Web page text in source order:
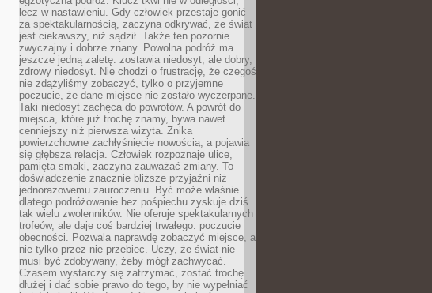
lecz w nastawieniu. Gdy człowiek przestaje gonić
za spektakularnością, zaczyna odkrywać, że świat
jest ciekawszy, niż sądził. Także ten pozornie
zwyczajny i dobrze znany. Powolna podróż ma
jeszcze jedną zaletę: zostawia niedosyt, ale dobry,
zdrowy niedosyt. Nie chodzi o frustrację, że czegoś
nie zdążyliśmy zobaczyć, tylko o przyjemne
poczucie, że dane miejsce nie zostało wyczerpane.
Taki niedosyt zachęca do powrotów. A powrót do
miejsca, które już trochę znamy, bywa nawet
cenniejszy niż pierwsza wizyta. Znika
powierzchowne zachłyśnięcie nowością, a pojawia
się głębsza relacja. Człowiek rozpoznaje ulice,
pamięta smaki, zaczyna zauważać zmiany. To
doświadczenie znacznie bliższe przyjaźni niż
jednorazowemu zauroczeniu. Być może właśnie
dlatego podróżowanie bez pośpiechu zyskuje dziś
tak wielu zwolenników. Nie oferuje spektakularnych
trofeów, ale daje coś bardziej trwałego: poczucie
obecności. Pozwala naprawdę zobaczyć miejsce, a
nie tylko przez nie przebiec. Uczy, że świat nie
musi być zdobywany, żeby mógł zachwycać.
Czasem wystarczy się zatrzymać, zostać trochę
dłużej i dać sobie prawo do tego, by nie wypełniać